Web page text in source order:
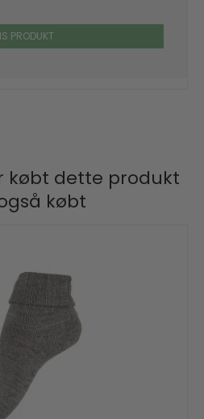
PRODUKT
købt dette produkt
købt